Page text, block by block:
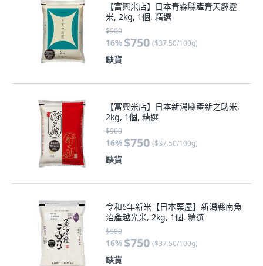
【富興米店】日本青森縣產青天霹靂
米, 2kg, 1個, 精選
$900
16% $750 ($37.50/100g)
缺貨
【富興米店】日本新潟縣產新之助米,
2kg, 1個, 精選
$900
16% $750 ($37.50/100g)
缺貨
令和6年新米【日本栗屋】新潟縣南魚
沼產越光米, 2kg, 1個, 精選
$900
16% $750 ($37.50/100g)
缺貨